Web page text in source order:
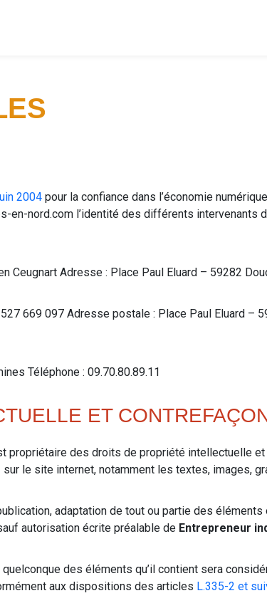
2004pour la confiance dans l’économie
nord.com l’identité des différents intervenants
Ceugnart Adresse : Place Paul Eluard – 59282
669 097 Adresse postale : Place Paul Eluard –
Téléphone : 09.70.80.89.11
ET
propriétaire des droits de propriété intellectuelle
le site internet, notamment les textes, images,
adaptation de tout ou partie des éléments
autorisation écrite préalable de Entrepreneur
des éléments qu’il contient sera
aux dispositions des articles L.335-2 et